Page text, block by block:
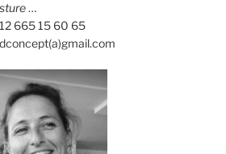
…
665 15 60 65